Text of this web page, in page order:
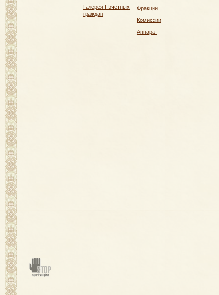
Галерея Почётных
граждан
Фракции
Комиссии
Аппарат